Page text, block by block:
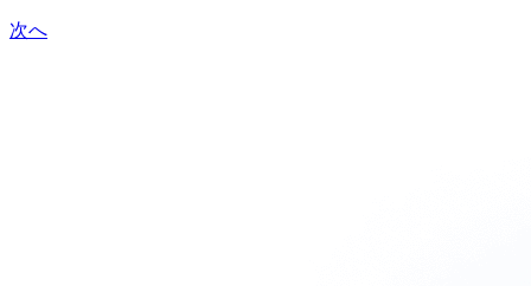
次へ